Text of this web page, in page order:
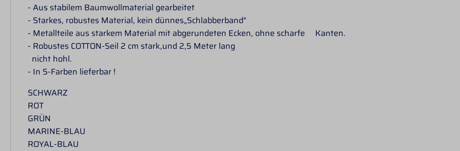
- Aus stabilem Baumwollmaterial gearbeitet
- Starkes, robustes Material, kein dünnes„Schlabberband"
- Metallteile aus starkem Material mit abgerundeten Ecken, ohne scharfe Kanten.
- Robustes COTTON-Seil 2 cm stark,und 2,5 Meter lang
nicht hohl.
- In 5-Farben lieferbar !
SCHWARZ
ROT
GRÜN
MARINE-BLAU
ROYAL-BLAU